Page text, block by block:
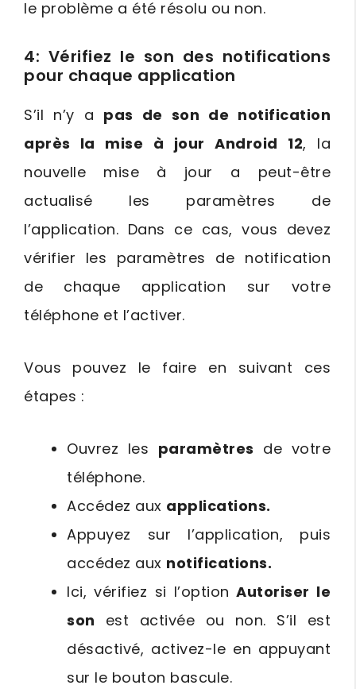
le problème a été résolu ou non.
4: Vérifiez le son des notifications
pour chaque application
S’il n’y a pas de son de notification
après la mise à jour Android 12, la
nouvelle mise à jour a peut-être
actualisé les paramètres de
l’application. Dans ce cas, vous devez
vérifier les paramètres de notification
de chaque application sur votre
téléphone et l’activer.
Vous pouvez le faire en suivant ces
étapes :
Ouvrez les paramètres de votre
téléphone.
Accédez aux applications.
Appuyez sur l’application, puis
accédez aux notifications.
Ici, vérifiez si l’option Autoriser le
son est activée ou non. S’il est
désactivé, activez-le en appuyant
sur le bouton bascule.